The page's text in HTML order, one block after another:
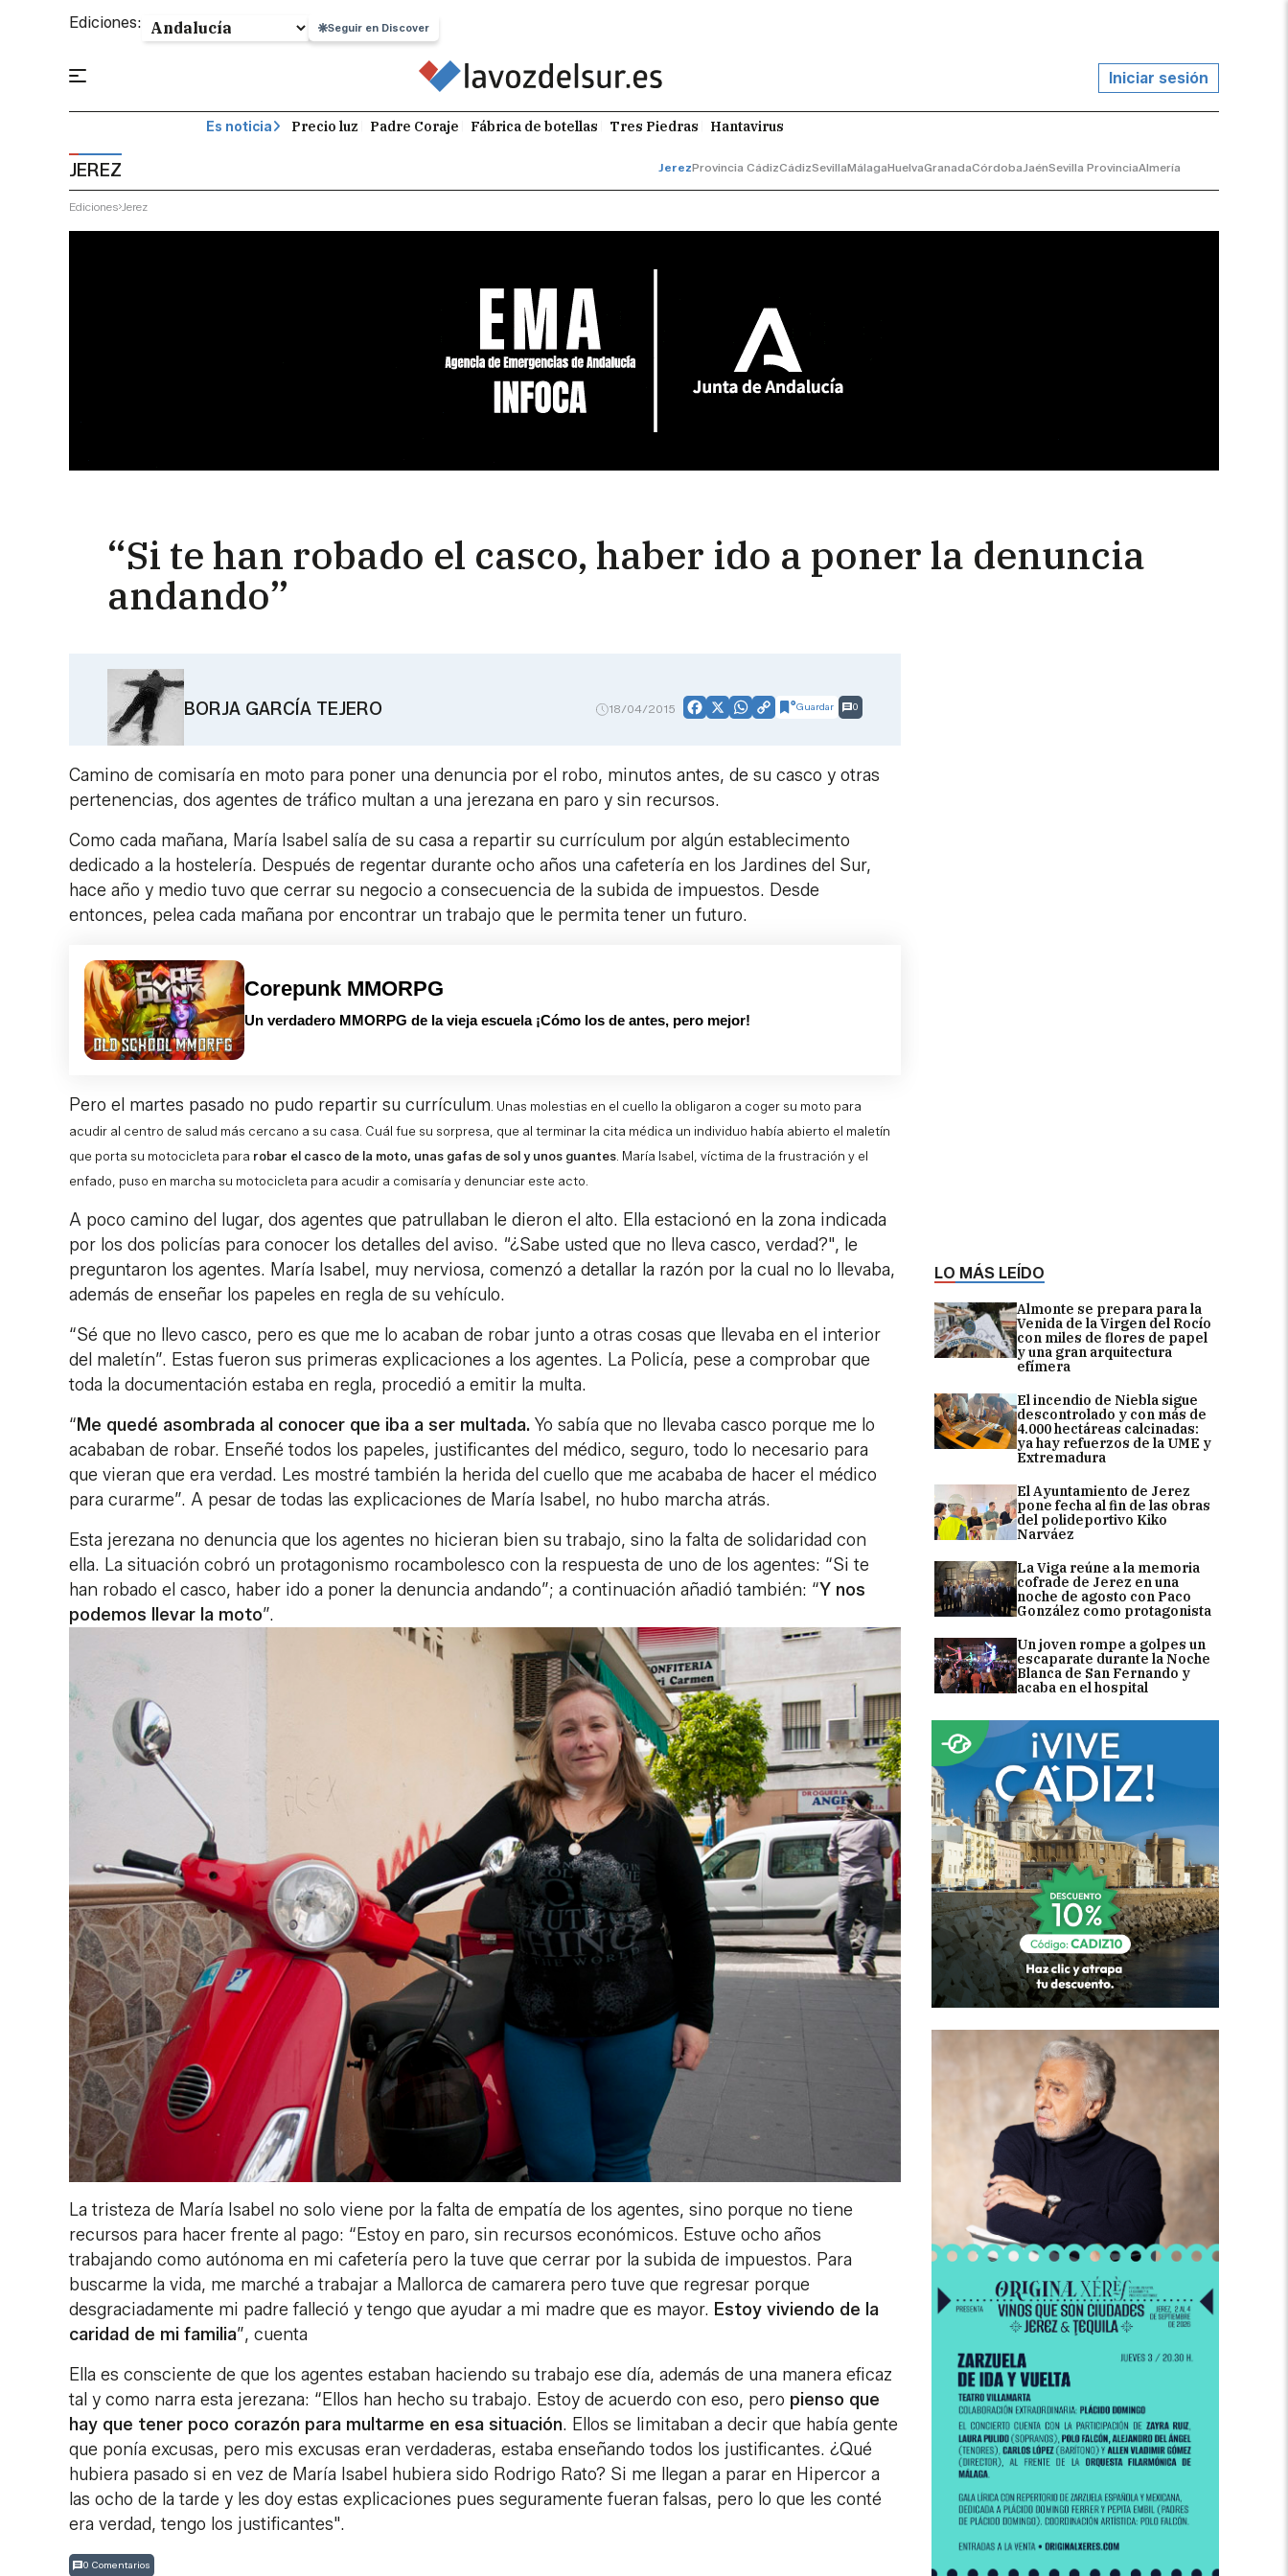
Ediciones: Seguir en Discover
Iniciar sesión
Es noticia Precio luz Padre Coraje Fábrica de botellas Tres Piedras Hantavirus
JEREZ JerezProvincia CádizCádizSevillaMálagaHuelvaGranadaCórdobaJaénSevilla ProvinciaAlmería
Ediciones Jerez
“Si te han robado el casco, haber ido a poner la denuncia
andando”
LO MÁS LEÍDO
Almonte se prepara para la
Venida de la Virgen del Rocío
con miles de flores de papel
y una gran arquitectura
efímera
El incendio de Niebla sigue
descontrolado y con más de
4.000 hectáreas calcinadas:
ya hay refuerzos de la UME y
Extremadura
El Ayuntamiento de Jerez
pone fecha al fin de las obras
del polideportivo Kiko
Narváez
La Viga reúne a la memoria
cofrade de Jerez en una
noche de agosto con Paco
González como protagonista
Un joven rompe a golpes un
escaparate durante la Noche
Blanca de San Fernando y
acaba en el hospital
BORJA GARCÍA TEJERO 18/04/2015 Facebook
X WhatsApp
CopyGuardar 0
Camino de comisaría en moto para poner una denuncia por el robo, minutos antes, de su casco y otras
pertenencias, dos agentes de tráfico multan a una jerezana en paro y sin recursos.
Como cada mañana, María Isabel salía de su casa a repartir su currículum por algún establecimento
dedicado a la hostelería. Después de regentar durante ocho años una cafetería en los Jardines del Sur,
hace año y medio tuvo que cerrar su negocio a consecuencia de la subida de impuestos. Desde
entonces, pelea cada mañana por encontrar un trabajo que le permita tener un futuro.
Corepunk MMORPG
Un verdadero MMORPG de la vieja escuela ¡Cómo los de antes, pero mejor!
Pero el martes pasado no pudo repartir su currículum . Unas molestias en el cuello la obligaron a coger su moto para
acudir al centro de salud más cercano a su casa. Cuál fue su sorpresa, que al terminar la cita médica un individuo había abierto el maletín
que porta su motocicleta para robar el casco de la moto, unas gafas de sol y unos guantes . María Isabel, víctima de la frustración y el
enfado, puso en marcha su motocicleta para acudir a comisaría y denunciar este acto.
A poco camino del lugar, dos agentes que patrullaban le dieron el alto. Ella estacionó en la zona indicada
por los dos policías para conocer los detalles del aviso. "¿Sabe usted que no lleva casco, verdad?", le
preguntaron los agentes. María Isabel, muy nerviosa, comenzó a detallar la razón por la cual no lo llevaba,
además de enseñar los papeles en regla de su vehículo.
“Sé que no llevo casco, pero es que me lo acaban de robar junto a otras cosas que llevaba en el interior
del maletín”. Estas fueron sus primeras explicaciones a los agentes. La Policía, pese a comprobar que
toda la documentación estaba en regla, procedió a emitir la multa.
“Me quedé asombrada al conocer que iba a ser multada. Yo sabía que no llevaba casco porque me lo
acababan de robar. Enseñé todos los papeles, justificantes del médico, seguro, todo lo necesario para
que vieran que era verdad. Les mostré también la herida del cuello que me acababa de hacer el médico
para curarme”. A pesar de todas las explicaciones de María Isabel, no hubo marcha atrás.
Esta jerezana no denuncia que los agentes no hicieran bien su trabajo, sino la falta de solidaridad con
ella. La situación cobró un protagonismo rocambolesco con la respuesta de uno de los agentes: “Si te
han robado el casco, haber ido a poner la denuncia andando”; a continuación añadió también: “Y nos
podemos llevar la moto”.
La tristeza de María Isabel no solo viene por la falta de empatía de los agentes, sino porque no tiene
recursos para hacer frente al pago: “Estoy en paro, sin recursos económicos. Estuve ocho años
trabajando como autónoma en mi cafetería pero la tuve que cerrar por la subida de impuestos. Para
buscarme la vida, me marché a trabajar a Mallorca de camarera pero tuve que regresar porque
desgraciadamente mi padre falleció y tengo que ayudar a mi madre que es mayor. Estoy viviendo de la
caridad de mi familia”, cuenta
Ella es consciente de que los agentes estaban haciendo su trabajo ese día, además de una manera eficaz
tal y como narra esta jerezana: “Ellos han hecho su trabajo. Estoy de acuerdo con eso, pero pienso que
hay que tener poco corazón para multarme en esa situación. Ellos se limitaban a decir que había gente
que ponía excusas, pero mis excusas eran verdaderas, estaba enseñando todos los justificantes. ¿Qué
hubiera pasado si en vez de María Isabel hubiera sido Rodrigo Rato? Si me llegan a parar en Hipercor a
las ocho de la tarde y les doy estas explicaciones pues seguramente fueran falsas, pero lo que les conté
era verdad, tengo los justificantes".
0 Comentarios